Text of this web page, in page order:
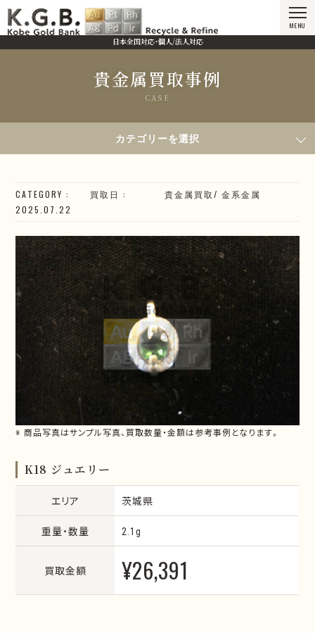
日本全国対応・個人/法人対応
MENU
貴金属買取事例
CASE
2025年7月22日買取／K18 ジュエリー
カテゴリーを選択
CATEGORY 貴金属買取/ 金系金属
買取日
2025.07.22
※ 商品写真はサンプル写真、買取数量・金額は参考事例となります。
K18 ジュエリー
エリア 茨城県
重量・数量 2.1g
買取金額 ¥26,391